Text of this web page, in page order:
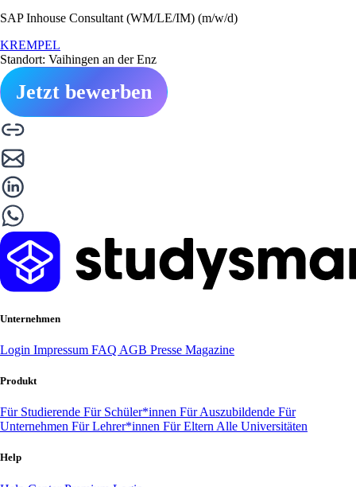
SAP Inhouse Consultant (WM/LE/IM) (m/w/d)
KREMPEL
Standort: Vaihingen an der Enz
Jetzt bewerben
Unternehmen
Login Impressum FAQ AGB Presse Magazine
Produkt
Für Studierende Für Schüler*innen Für Auszubildende Für
Unternehmen Für Lehrer*innen Für Eltern Alle Universitäten
Help